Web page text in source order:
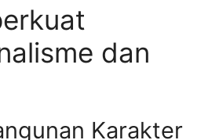
dan
Karakter